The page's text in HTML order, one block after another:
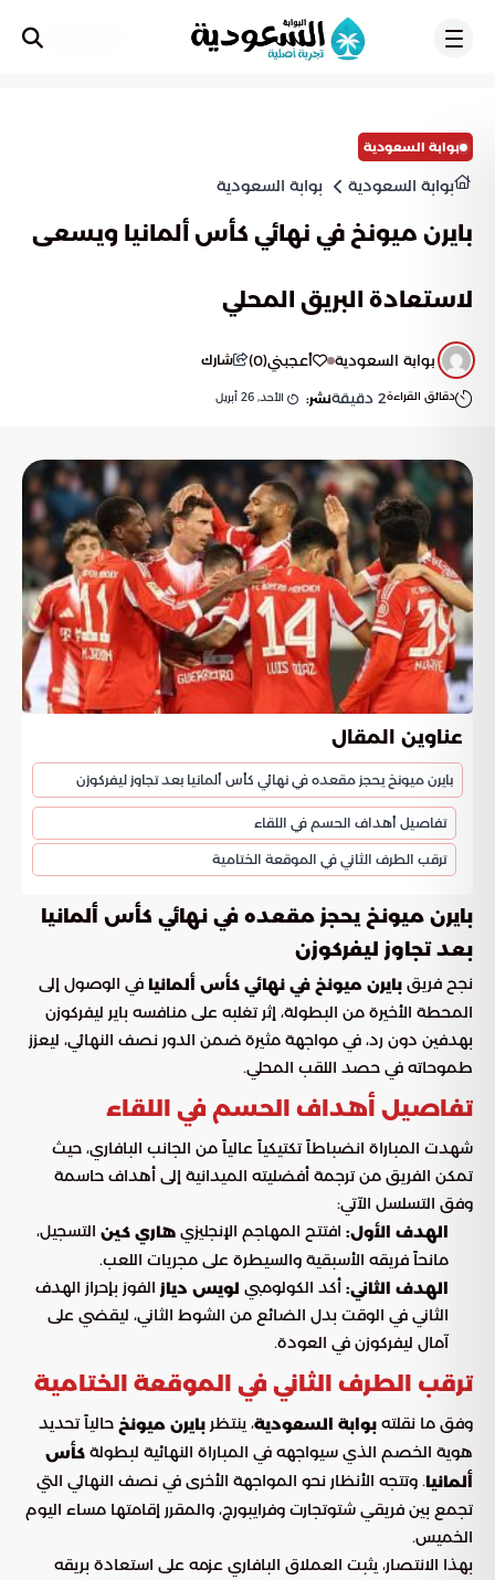
بوابة السعودية
بوابة السعودية بوابة السعودية
بايرن ميونخ في نهائي كأس ألمانيا ويسعى
لاستعادة البريق المحلي
بوابة السعودية أعجبني(
0
) شارك
دقائق القراءة2 دقيقةنشر: الأحد, 26 أبريل
عناوين المقال
بايرن ميونخ يحجز مقعده في نهائي كأس ألمانيا بعد تجاوز ليفركوزن
تفاصيل أهداف الحسم في اللقاء
ترقب الطرف الثاني في الموقعة الختامية
بايرن ميونخ يحجز مقعده في نهائي كأس ألمانيا
بعد تجاوز ليفركوزن
نجح فريق بايرن ميونخ في نهائي كأس ألمانيا في الوصول إلى
المحطة الأخيرة من البطولة، إثر تغلبه على منافسه باير ليفركوزن
بهدفين دون رد، في مواجهة مثيرة ضمن الدور نصف النهائي، ليعزز
طموحاته في حصد اللقب المحلي.
تفاصيل أهداف الحسم في اللقاء
شهدت المباراة انضباطاً تكتيكياً عالياً من الجانب البافاري، حيث
تمكن الفريق من ترجمة أفضليته الميدانية إلى أهداف حاسمة
وفق التسلسل الآتي:
الهدف الأول: افتتح المهاجم الإنجليزي هاري كين التسجيل،
مانحاً فريقه الأسبقية والسيطرة على مجريات اللعب.
الهدف الثاني: أكد الكولومبي لويس دياز الفوز بإحراز الهدف
الثاني في الوقت بدل الضائع من الشوط الثاني، ليقضي على
آمال ليفركوزن في العودة.
ترقب الطرف الثاني في الموقعة الختامية
وفق ما نقلته بوابة السعودية، ينتظر بايرن ميونخ حالياً تحديد
هوية الخصم الذي سيواجهه في المباراة النهائية لبطولة كأس
ألمانيا. وتتجه الأنظار نحو المواجهة الأخرى في نصف النهائي التي
تجمع بين فريقي شتوتجارت وفرايبورج، والمقرر إقامتها مساء اليوم
الخميس.
بهذا الانتصار، يثبت العملاق البافاري عزمه على استعادة بريقه